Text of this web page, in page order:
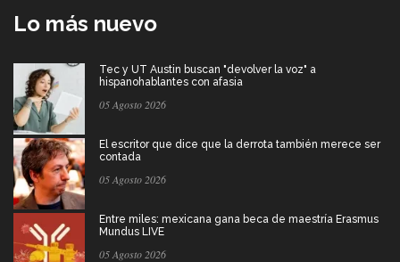
Lo más nuevo
Tec y UT Austin buscan "devolver la voz" a
hispanohablantes con afasia
05 Agosto 2026
El escritor que dice que la derrota también merece ser
contada
05 Agosto 2026
Entre miles: mexicana gana beca de maestría Erasmus
Mundus LIVE
05 Agosto 2026